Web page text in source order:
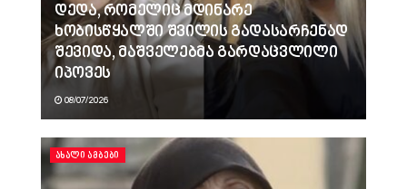
დედა, რომელიც მდინარე
ხობისწყალში შვილის გადასარჩენად
შევიდა, მაშველებმა გარდაცვლილი
იპოვეს
08/07/2026
ᲐᲮᲐᲚᲘ ᲐᲛᲑᲔᲑᲘ